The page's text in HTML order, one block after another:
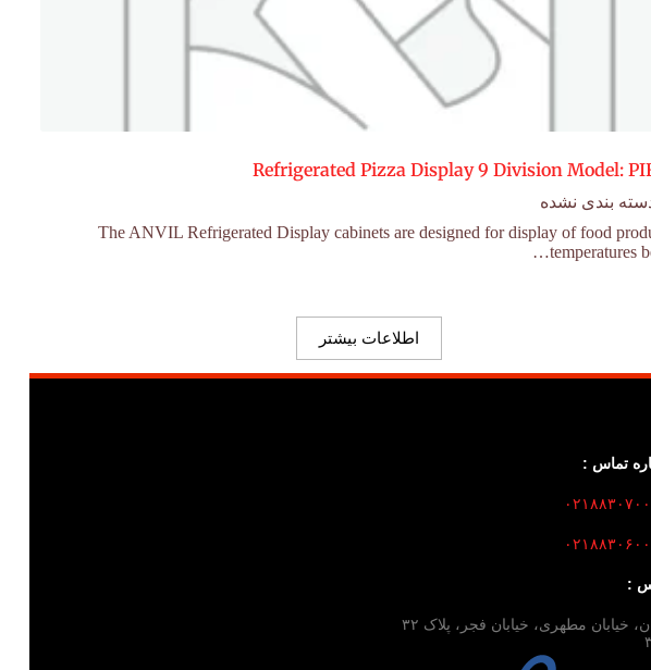
Refrigerated Pizza Display 9 Division Model:
بندی نشده
“The ANVIL Refrigerated Display cabinets are designed for display of food
temperatures
اطلاعات بیشتر
تماس :
۵
۴
:
تهران، خیابان مطهری، خیابان فجر، پلاک ۳۲